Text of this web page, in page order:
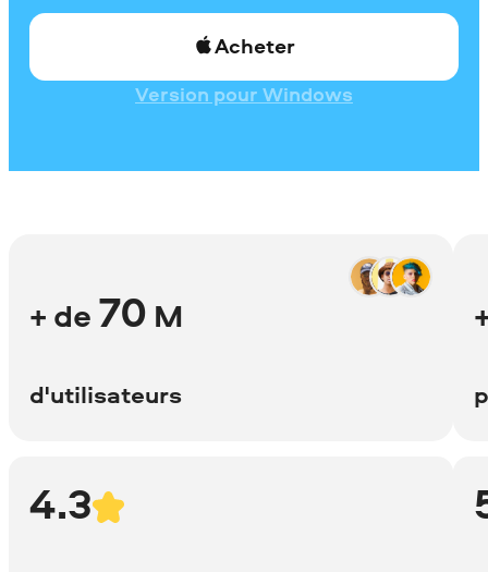
Acheter
Version pour Windows
+ de 70 M
d'utilisateurs
4.3